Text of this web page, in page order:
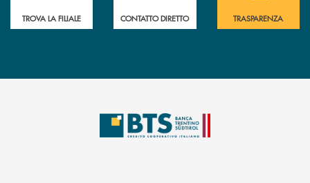
TROVA LA FILIALE CONTATTO DIRETTO TRASPARENZA